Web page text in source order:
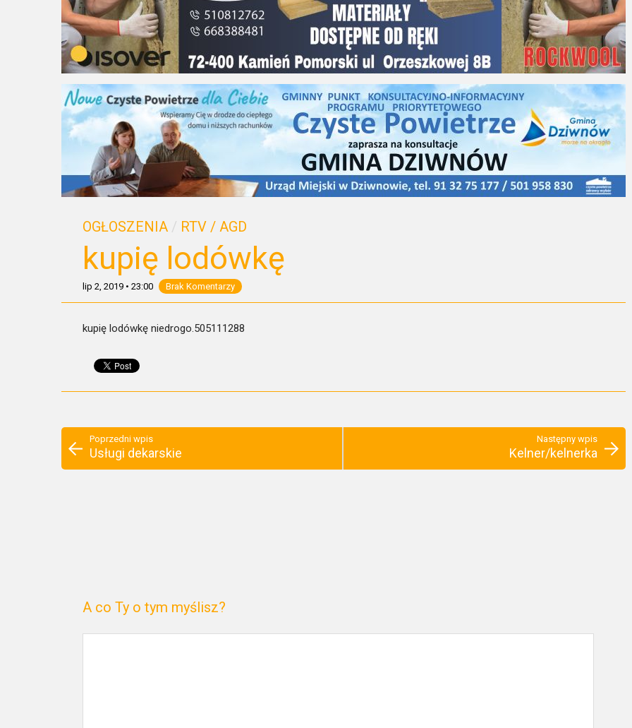
OGŁOSZENIA / RTV / AGD
kupię lodówkę
lip 2, 2019 • 23:00 Brak Komentarzy
kupię lodówkę niedrogo.505111288
Poprzedni wpis
Usługi dekarskie
Następny wpis
Kelner/kelnerka
A co Ty o tym myślisz?